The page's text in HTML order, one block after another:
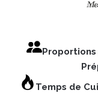
Temps de